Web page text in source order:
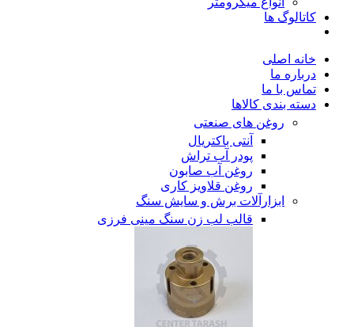
کاتالوگ ها
خانه اصلی
درباره ما
تماس با ما
دسته بندی کالاها
روغن های صنعتی
آنتی باکتریال
پودر آب تراش
روغن آب صابون
روغن قلاویز کاری
ابزارآلات برش و سایش سنگ
قالب لب زن سنگ مینی فرزی